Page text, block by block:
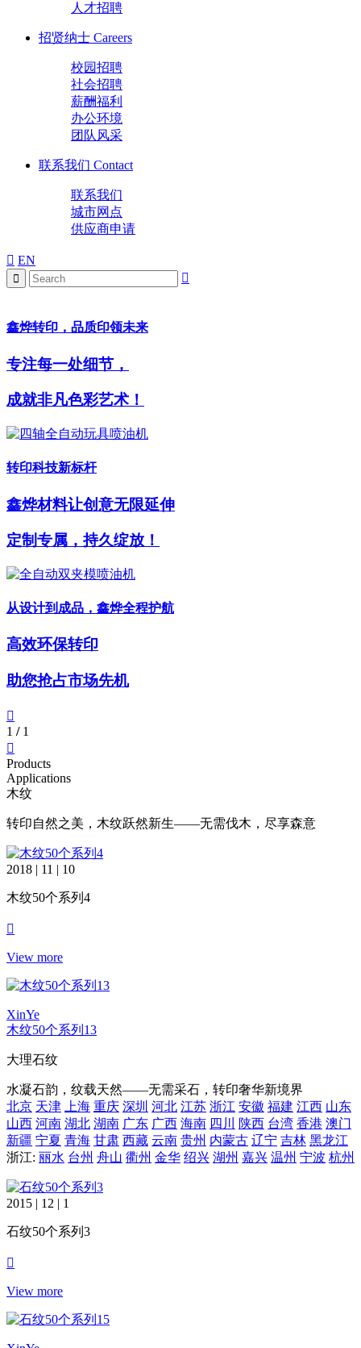
人才招聘
招贤纳士 Careers
校园招聘
社会招聘
薪酬福利
办公环境
团队风采
联系我们 Contact
联系我们
城市网点
供应商申请
EN
鑫烨转印，品质印领未来
专注每一处细节，
成就非凡色彩艺术！
转印科技新标杆
鑫烨材料让创意无限延伸
定制专属，持久绽放！
从设计到成品，鑫烨全程护航
高效环保转印
助您抢占市场先机
1 / 1
Products
Applications
木纹
转印自然之美，木纹跃然新生——无需伐木，尽享森意
2018 | 11 | 10
木纹50个系列4
View more
XinYe
木纹50个系列13
大理石纹
水凝石韵，纹载天然——无需采石，转印奢华新境界
北京 天津 上海 重庆 深圳 河北 江苏 浙江 安徽 福建 江西 山东
山西 河南 湖北 湖南 广东 广西 海南 四川 陕西 台湾 香港 澳门
新疆 宁夏 青海 甘肃 西藏 云南 贵州 内蒙古 辽宁 吉林 黑龙江
浙江: 丽水 台州 舟山 衢州 金华 绍兴 湖州 嘉兴 温州 宁波 杭州
2015 | 12 | 1
石纹50个系列3
View more